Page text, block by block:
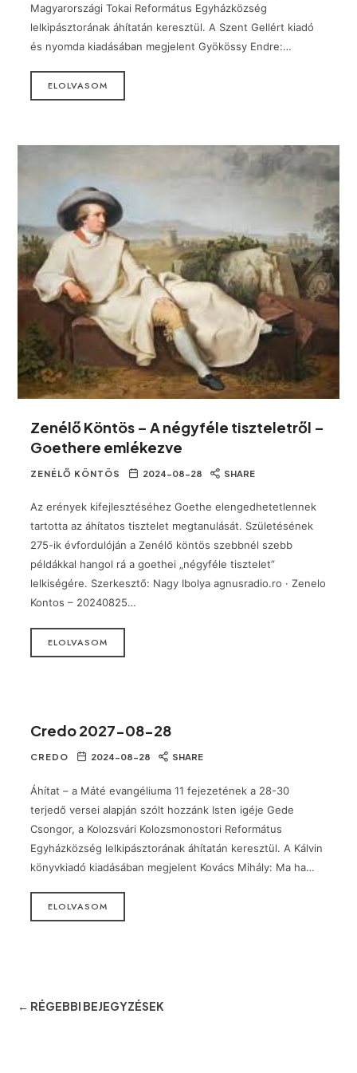
Magyarországi Tokai Református Egyházközség
lelkipásztorának áhítatán keresztül. A Szent Gellért kiadó
és nyomda kiadásában megjelent Gyökössy Endre:…
ELOLVASOM
Zenélő Köntös – A négyféle tiszteletről –
Goethere emlékezve
ZENÉLŐ KÖNTÖS 2024-08-28 SHARE
Az erények kifejlesztéséhez Goethe elengedhetetlennek
tartotta az áhítatos tisztelet megtanulását. Születésének
275-ik évfordulóján a Zenélő köntös szebbnél szebb
példákkal hangol rá a goethei „négyféle tisztelet”
lelkiségére. Szerkesztő: Nagy Ibolya agnusradio.ro · Zenelo
Kontos – 20240825…
ELOLVASOM
Credo 2027-08-28
CREDO 2024-08-28 SHARE
Áhítat – a Máté evangéliuma 11 fejezetének a 28-30
terjedő versei alapján szólt hozzánk Isten igéje Gede
Csongor, a Kolozsvári Kolozsmonostori Református
Egyházközség lelkipásztorának áhítatán keresztül. A Kálvin
könyvkiadó kiadásában megjelent Kovács Mihály: Ma ha…
ELOLVASOM
← RÉGEBBI BEJEGYZÉSEK